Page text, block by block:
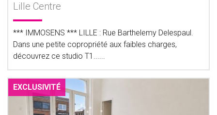
Lille Centre
*** IMMOSENS *** LILLE : Rue Barthelemy Delespaul.
Dans une petite copropriété aux faibles charges,
découvrez ce studio T1......
EXCLUSIVITÉ